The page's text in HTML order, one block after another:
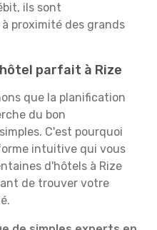
ils sont
proximité des grands
parfait à Rize
que la planification
du bon
C'est pourquoi
intuitive qui vous
d'hôtels à Rize
de trouver votre